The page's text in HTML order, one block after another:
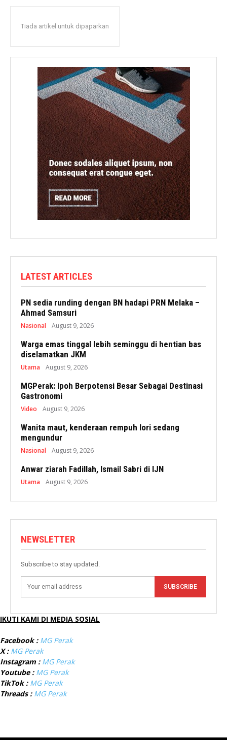
Tiada artikel untuk dipaparkan
LATEST ARTICLES
PN sedia runding dengan BN hadapi PRN Melaka –
Ahmad Samsuri
Nasional August 9, 2026
Warga emas tinggal lebih seminggu di hentian bas
diselamatkan JKM
Utama August 9, 2026
MGPerak: Ipoh Berpotensi Besar Sebagai Destinasi
Gastronomi
Video August 9, 2026
Wanita maut, kenderaan rempuh lori sedang
mengundur
Nasional August 9, 2026
Anwar ziarah Fadillah, Ismail Sabri di IJN
Utama August 9, 2026
NEWSLETTER
Subscribe to stay updated.
SUBSCRIBE
IKUTI KAMI DI MEDIA SOSIAL
Facebook : MG Perak
X : MG Perak
Instagram : MG Perak
Youtube : MG Perak
TikTok : MG Perak
Threads : MG Perak